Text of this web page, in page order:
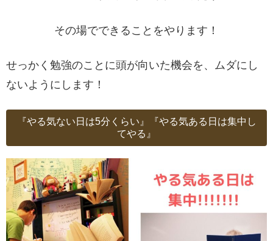
その場でできることをやります！
せっかく勉強のことに頭が向いた機会を、ムダにし
ないようにします！
『やる気ない日は5分くらい』『やる気ある日は集中し
てやる』